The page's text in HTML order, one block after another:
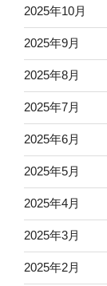
2025年10月
2025年9月
2025年8月
2025年7月
2025年6月
2025年5月
2025年4月
2025年3月
2025年2月